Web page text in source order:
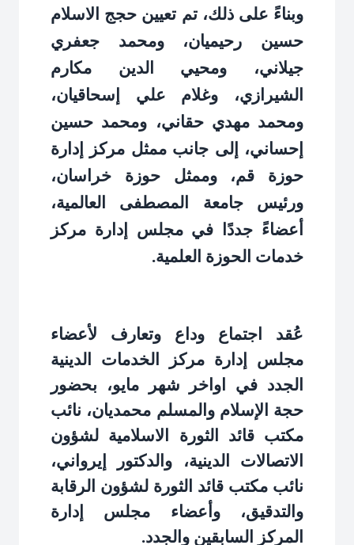
وبناءً على ذلك، تم تعيين حجج الاسلام
حسين رحيميان، ومحمد جعفري
جيلاني، ومحيي الدين مكارم
الشيرازي، وغلام علي إسحاقيان،
ومحمد مهدي حقاني، ومحمد حسين
إحساني، إلى جانب ممثل مركز إدارة
حوزة قم، وممثل حوزة خراسان،
ورئيس جامعة المصطفى العالمية،
أعضاءً جددًا في مجلس إدارة مركز
خدمات الحوزة العلمية.
عُقد اجتماع وداع وتعارف لأعضاء
مجلس إدارة مركز الخدمات الدينية
الجدد في اواخر شهر مايو، بحضور
حجة الإسلام والمسلم محمديان، نائب
مكتب قائد الثورة الاسلامية لشؤون
الاتصالات الدينية، والدكتور إيرواني،
نائب مكتب قائد الثورة لشؤون الرقابة
والتدقيق، وأعضاء مجلس إدارة
المركز السابقين والجدد.